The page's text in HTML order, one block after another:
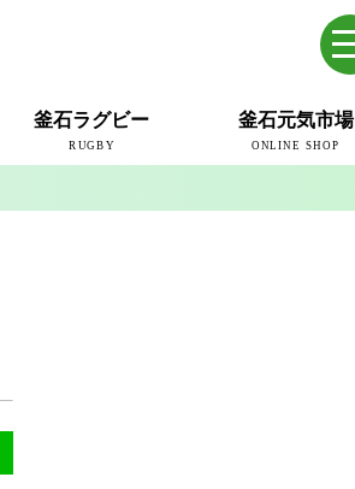
釜石ラグビー
RUGBY
釜石元気市場
ONLINE SHOP